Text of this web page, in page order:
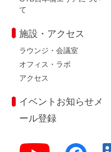
て
施設・アクセス
ラウンジ・会議室
オフィス・ラボ
アクセス
イベントお知らせメ
ール登録